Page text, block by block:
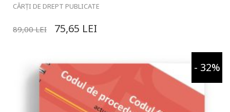
CĂRȚI DE DREPT PUBLICATE
89,00LEI 75,65 LEI
- 32%